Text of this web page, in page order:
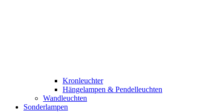
Kronleuchter
Hängelampen & Pendelleuchten
Wandleuchten
Sonderlampen